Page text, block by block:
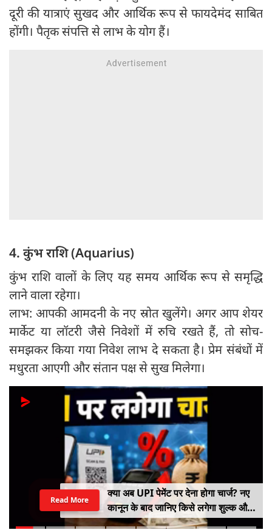
दूरी की यात्राएं सुखद और आर्थिक रूप से फायदेमंद साबित
होंगी। पैतृक संपत्ति से लाभ के योग हैं।
4. कुंभ राशि (Aquarius)
कुंभ राशि वालों के लिए यह समय आर्थिक रूप से समृद्धि
लाने वाला रहेगा।
लाभ: आपकी आमदनी के नए स्रोत खुलेंगे। अगर आप शेयर
मार्केट या लॉटरी जैसे निवेशों में रुचि रखते हैं, तो सोच-
समझकर किया गया निवेश लाभ दे सकता है। प्रेम संबंधों में
मधुरता आएगी और संतान पक्ष से सुख मिलेगा।
क्या अब UPI पेमेंट पर देना होगा चार्ज? नए
कानून के बाद जानिए किसे लगेगा शुल्क और
किसे नहीं
Read More